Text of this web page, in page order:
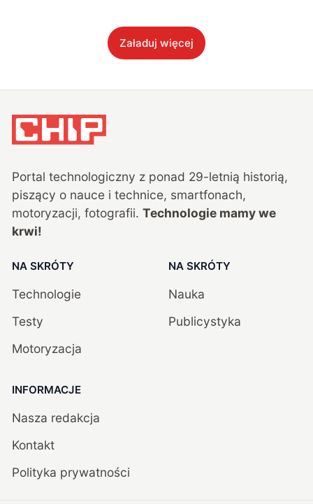
Załaduj więcej
Portal technologiczny z ponad 29-letnią historią,
piszący o nauce i technice, smartfonach,
motoryzacji, fotografii. Technologie mamy we
krwi!
NA SKRÓTY
Technologie
Testy
Motoryzacja
NA SKRÓTY
Nauka
Publicystyka
INFORMACJE
Nasza redakcja
Kontakt
Polityka prywatności